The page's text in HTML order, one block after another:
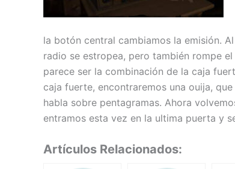
la botón central cambiamos la emisión.
radio se estropea, pero también rompe
parece ser la combinación de la caja
caja fuerte, encontraremos una ouija,
habla sobre pentagramas. Ahora
entramos esta vez en la ultima puerta y
Artículos Relacionados: